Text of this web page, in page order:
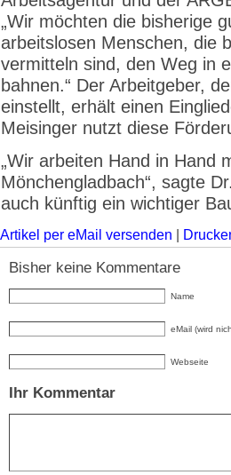
„Wir möchten die bisherige
arbeitslosen Menschen, die
vermitteln sind, den Weg in
bahnen.“ Der Arbeitgeber,
einstellt, erhält einen
Meisinger nutzt diese
„Wir arbeiten Hand in Hand
Mönchengladbach“, sagte
auch künftig ein wichtiger
Artikel per eMail versenden
Bisher keine Kommentare
Name
eMail (wird
Webseite
Ihr Kommentar